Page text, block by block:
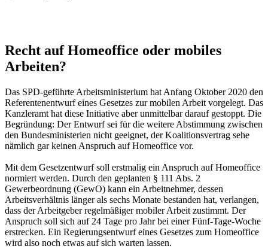
Recht auf Homeoffice oder mobiles
Arbeiten?
Das SPD-geführte Arbeitsministerium hat Anfang Oktober 2020 den
Referentenentwurf eines Gesetzes zur mobilen Arbeit vorgelegt. Das
Kanzleramt hat diese Initiative aber unmittelbar darauf gestoppt. Die
Begründung: Der Entwurf sei für die weitere Abstimmung zwischen
den Bundesministerien nicht geeignet, der Koalitionsvertrag sehe
nämlich gar keinen Anspruch auf Homeoffice vor.
Mit dem Gesetzentwurf soll erstmalig ein Anspruch auf Homeoffice
normiert werden. Durch den geplanten § 111 Abs. 2
Gewerbeordnung (GewO) kann ein Arbeitnehmer, dessen
Arbeitsverhältnis länger als sechs Monate bestanden hat, verlangen,
dass der Arbeitgeber regelmäßiger mobiler Arbeit zustimmt. Der
Anspruch soll sich auf 24 Tage pro Jahr bei einer Fünf-Tage-Woche
erstrecken. Ein Regierungsentwurf eines Gesetzes zum Homeoffice
wird also noch etwas auf sich warten lassen.